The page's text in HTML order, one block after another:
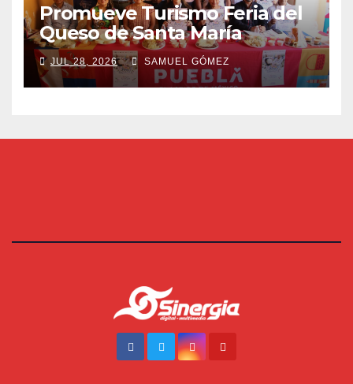
Promueve Turismo Feria del
Queso de Santa María
JUL 28, 2026 SAMUEL GÓMEZ